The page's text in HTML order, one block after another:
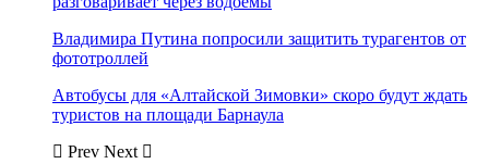
Владимира Путина попросили защитить турагентов от
фототроллей
Автобусы для «Алтайской Зимовки» скоро будут ждать
туристов на площади Барнаула
Prev Next